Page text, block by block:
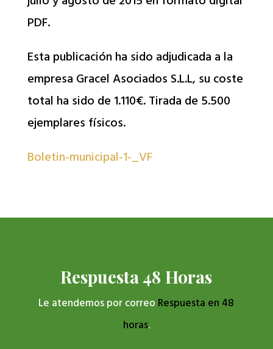
PDF.
Esta publicación ha sido adjudicada a la
empresa Gracel Asociados S.L.L, su coste
total ha sido de 1.110€. Tirada de 5.500
ejemplares físicos.
Boletin-municipal-1-_VF
Respuesta 48 Horas
Le atendemos por correo Respuesta en 48
horas.